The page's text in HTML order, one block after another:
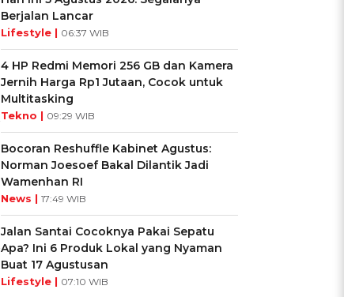
Berjalan Lancar
Lifestyle | 06:37 WIB
4 HP Redmi Memori 256 GB dan Kamera
Jernih Harga Rp1 Jutaan, Cocok untuk
Multitasking
Tekno | 09:29 WIB
Bocoran Reshuffle Kabinet Agustus:
Norman Joesoef Bakal Dilantik Jadi
Wamenhan RI
News | 17:49 WIB
Jalan Santai Cocoknya Pakai Sepatu
Apa? Ini 6 Produk Lokal yang Nyaman
Buat 17 Agustusan
Lifestyle | 07:10 WIB